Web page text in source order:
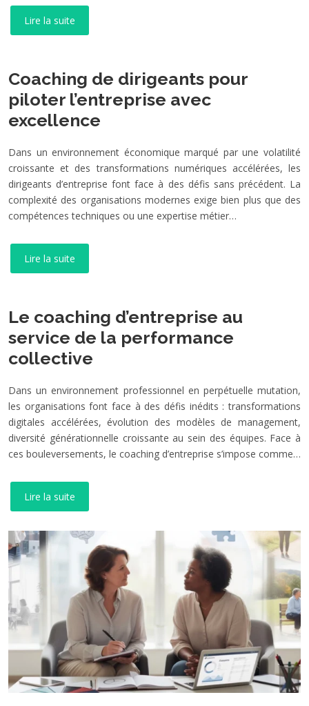
Lire la suite
Coaching de dirigeants pour
piloter l’entreprise avec
excellence
Dans un environnement économique marqué par une volatilité
croissante et des transformations numériques accélérées, les
dirigeants d’entreprise font face à des défis sans précédent. La
complexité des organisations modernes exige bien plus que des
compétences techniques ou une expertise métier…
Lire la suite
Le coaching d’entreprise au
service de la performance
collective
Dans un environnement professionnel en perpétuelle mutation,
les organisations font face à des défis inédits : transformations
digitales accélérées, évolution des modèles de management,
diversité générationnelle croissante au sein des équipes. Face à
ces bouleversements, le coaching d’entreprise s’impose comme…
Lire la suite